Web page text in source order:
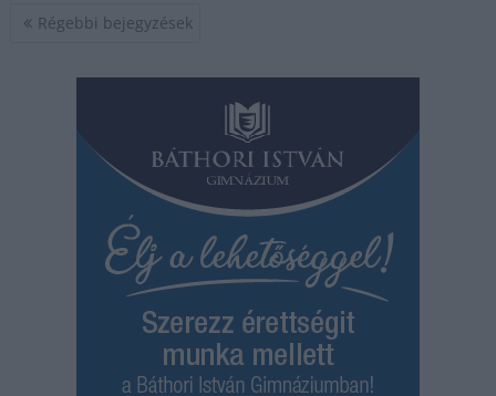
Bejegyzés
Régebbi bejegyzések